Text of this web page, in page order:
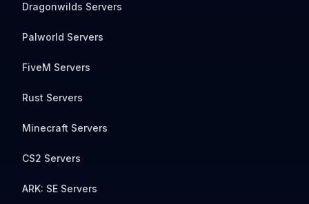
Dragonwilds Servers
Palworld Servers
FiveM Servers
Rust Servers
Minecraft Servers
CS2 Servers
ARK: SE Servers